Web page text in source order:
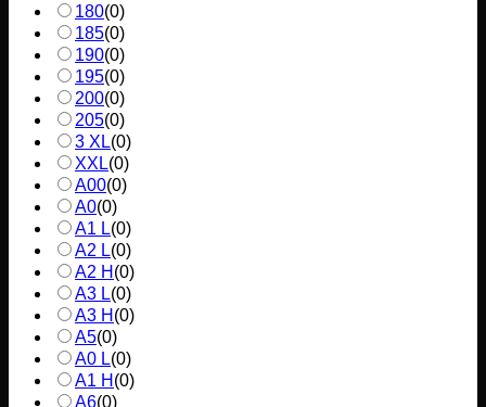
180(0)
185(0)
190(0)
195(0)
200(0)
205(0)
3 XL(0)
XXL(0)
A00(0)
A0(0)
A1 L(0)
A2 L(0)
A2 H (0)
A3 L(0)
A3 H (0)
A5(0)
A0 L(0)
A1 H (0)
A6(0)